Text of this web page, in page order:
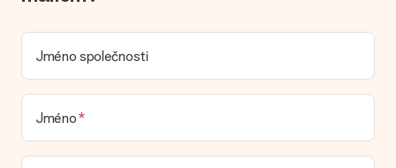
komu za toto krásné překvapení poděkovat.
Je můj dárek zabalený?
V současné době nemáme (ještě) službu dárkového balení,
která by zabalila váš dárek. Dárky dodáváme ve slavnostním
balení. To znamená, že váš dar je připraven být doručen nebo
Jméno společnosti
Jméno